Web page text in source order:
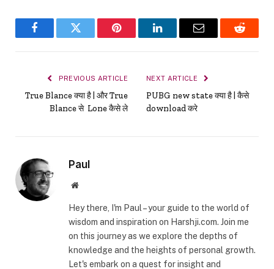
FacebookTwitter Pinterest LinkedInEmail Reddit
PREVIOUS ARTICLE
True Blance क्या है | और True
Blance से Lone कैसे ले
NEXT ARTICLE
PUBG new state क्या है | कैसे
download करे
Paul
Website
Hey there, I'm Paul – your guide to the world of
wisdom and inspiration on Harshji.com. Join me
on this journey as we explore the depths of
knowledge and the heights of personal growth.
Let's embark on a quest for insight and